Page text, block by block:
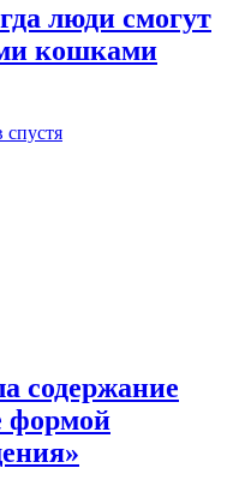
люди смогут
кошками
спустя
содержание
формой